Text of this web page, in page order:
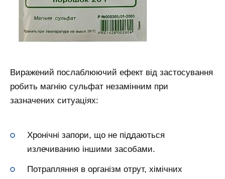
Виражений послаблюючий ефект від застосування
робить магнію сульфат незамінним при
зазначених ситуаціях:
Хронічні запори, що не піддаються
излечиванию іншими засобами.
Потрапляння в організм отрут, хімічних